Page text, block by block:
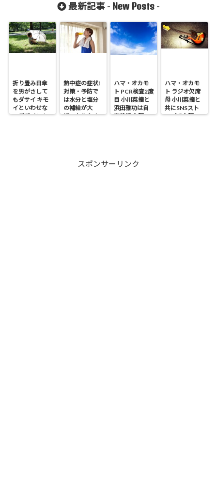
最新記事 - New Posts -
折り畳み日傘
を男がさして
もダサイ キモ
イといわせな
いデザイン！
熱中症の症状!
対策・予防で
は水分と塩分
の補給が大
切・なりやす
ハマ・オカモ
ト PCR検査2度
目 小川菜摘と
浜田雅功は自
宅待機 心配の
ハマ・オカモ
ト ラジオ欠席
母 小川菜摘と
共にSNSスト
ップで心配の
スポンサーリンク